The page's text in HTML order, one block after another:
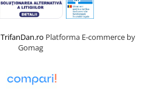
Platforma E-commerce by
Gomag